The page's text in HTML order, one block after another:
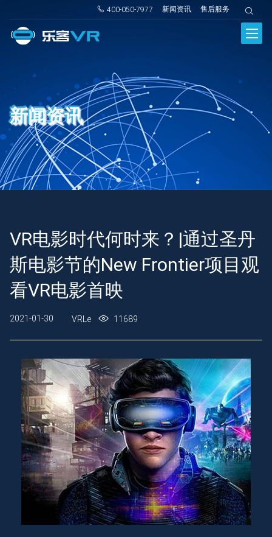
400-050-7977 新闻资讯 售后服务
新闻资讯
VR电影时代何时来？|通过圣丹
斯电影节的New Frontier项目观
看VR电影首映
2021-01-30 VRLe 11689